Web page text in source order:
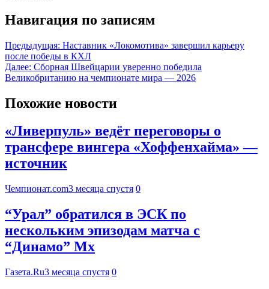
Навигация по записям
Предыдущая: Наставник «Локомотива» завершил карьеру
после победы в КХЛ
Далее: Сборная Швейцарии уверенно победила
Великобританию на чемпионате мира — 2026
Похожие новости
«Ливерпуль» ведёт переговоры о
трансфере вингера «Хоффенхайма» —
источник
Чемпионат.com3 месяца спустя 0
“Урал” обратился в ЭСК по
нескольким эпизодам матча с
“Динамо” Мх
Газета.Ru3 месяца спустя 0